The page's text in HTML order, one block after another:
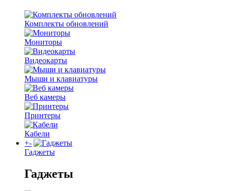
Комплекты обновлений
Мониторы
Видеокарты
Мыши и клавиатуры
Веб камеры
Принтеры
Кабели
+-
Гаджеты
Гаджеты